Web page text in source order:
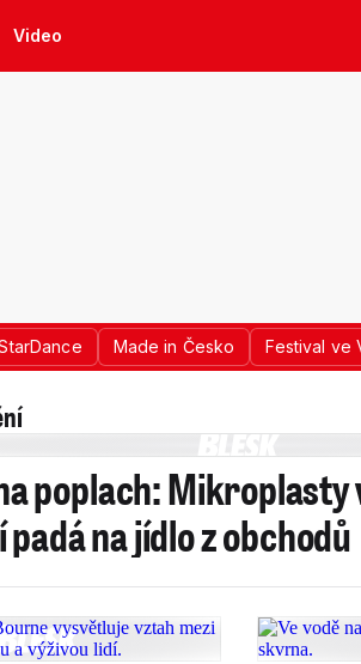
Video
Made in Česko Festival ve
poplach: Mikroplasty
na jídlo z obchodů